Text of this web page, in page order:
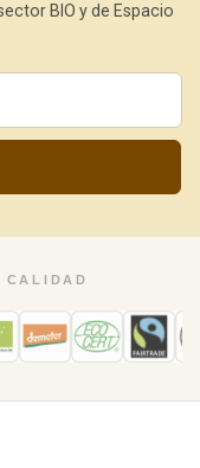
BIO y de Espacio
CALIDAD